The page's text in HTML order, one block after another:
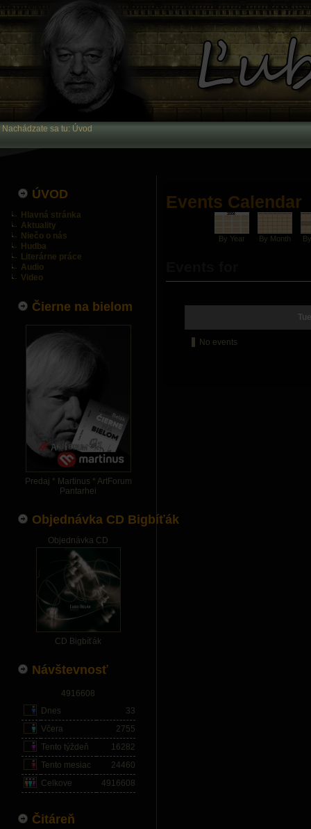
Nachádzate sa tu: Úvod
ÚVOD
Hlavná stránka
Aktuality
Niečo o nás
Hudba
Literárne práce
Audio
Video
Čierne na bielom
Predaj * Martinus * ArtForum
Pantarhei
Objednávka CD Bigbíťák
Objednávka CD
CD Bigbíťák
Návštevnosť
4916608
Dnes
33
Včera
2755
Tento týždeň
16282
Tento mesiac
24460
Celkove
4916608
Čitáreň
Events Calendar
By Year By Month
No events